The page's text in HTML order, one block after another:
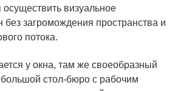
осуществить визуальное
без загромождения пространства и
потока.
у окна, там же своеобразный
стол-бюро с рабочим